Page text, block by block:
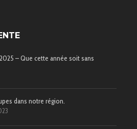
– Que cette année soit sans
dans notre région.